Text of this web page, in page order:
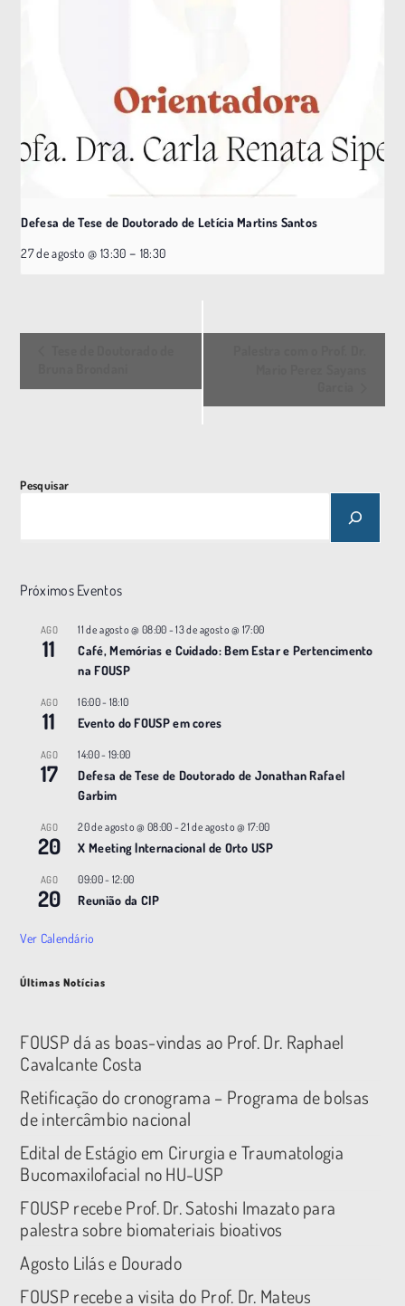
Defesa de Tese de Doutorado de Letícia Martins Santos
27 de agosto @ 13:30 – 18:30
e
N
g
Pesquisar
Próximos Eventos
AGO
11
11 de agosto @ 08:00 -13 de agosto @ 17:00
Café, Memórias e Cuidado: Bem Estar e Pertencimento
na FOUSP
AGO
11
16:00- 18:10
Evento do FOUSP em cores
AGO
17
14:00- 19:00
Defesa de Tese de Doutorado de Jonathan Rafael
Garbim
AGO
20
20 de agosto @ 08:00 -21 de agosto @ 17:00
X Meeting |nternacional de Orto USP
AGO
20
09:00- 12:00
Reunião da CIP
Ver Calendário
Últimas Notícias
FOUSP dá as boas-vindas ao Prof. Dr. Raphael
Cavalcante Costa
Retificação do cronograma – Programa de bolsas
de intercâmbio nacional
Edital de Estágio em Cirurgia e Traumatologia
Bucomaxilofacial no HU-USP
FOUSP recebe Prof. Dr. Satoshi Imazato para
palestra sobre biomateriais bioativos
Agosto Lilás e Dourado
FOUSP recebe a visita do Prof. Dr. Mateus